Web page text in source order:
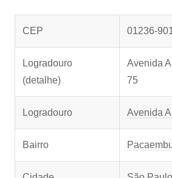
CEP 01236-
Logradouro
(detalhe)
Avenida
75
Logradouro Avenida
Bairro